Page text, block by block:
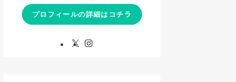
プロフィールの詳細はコチラ